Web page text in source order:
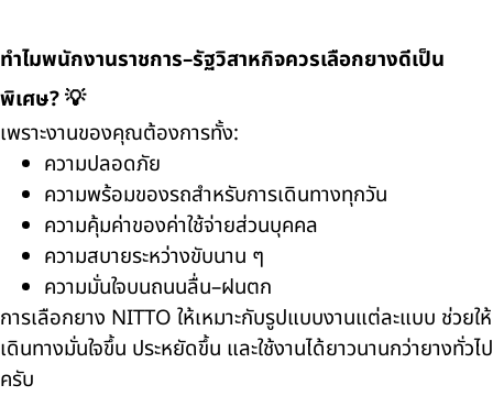
ทำไมพนักงานราชการ–รัฐวิสาหกิจควรเลือกยางดีเป็น
พิเศษ? 💡
เพราะงานของคุณต้องการทั้ง:
ความปลอดภัย
ความพร้อมของรถสำหรับการเดินทางทุกวัน
ความคุ้มค่าของค่าใช้จ่ายส่วนบุคคล
ความสบายระหว่างขับนาน ๆ
ความมั่นใจบนถนนลื่น–ฝนตก
การเลือกยาง NITTO ให้เหมาะกับรูปแบบงานแต่ละแบบ ช่วยให้
เดินทางมั่นใจขึ้น ประหยัดขึ้น และใช้งานได้ยาวนานกว่ายางทั่วไป
ครับ